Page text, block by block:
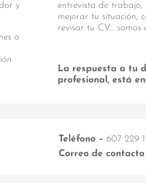
y
o
entrevista de
mejorar tu situación,
revisar tu CV… somos
La respuesta a tu
profesional, está
Teléfono – 607 229
Correo de contacto